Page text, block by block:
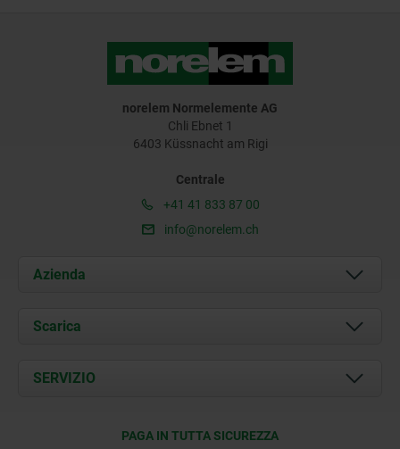
norelem Normelemente AG
Chli Ebnet 1
6403 Küssnacht am Rigi
Centrale
+41 41 833 87 00
info@norelem.ch
Azienda
Chi siamo
Contatti
Scarica
Documents
SERVIZIO
PAGA IN TUTTA SICUREZZA